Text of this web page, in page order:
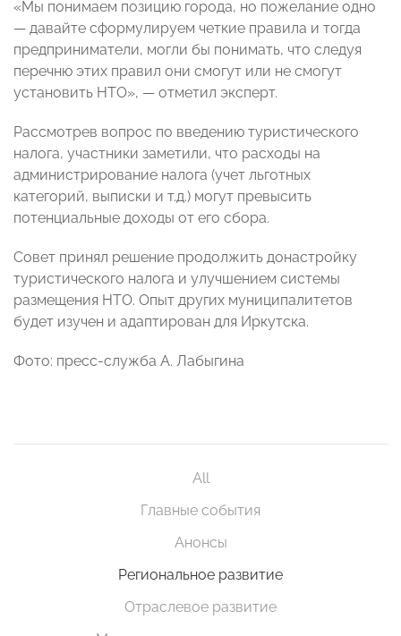
«Мы понимаем позицию города, но пожелание одно
— давайте сформулируем четкие правила и тогда
предприниматели, могли бы понимать, что следуя
перечню этих правил они смогут или не смогут
установить НТО», — отметил эксперт.
Рассмотрев вопрос по введению туристического
налога, участники заметили, что расходы на
администрирование налога (учет льготных
категорий, выписки и т.д.) могут превысить
потенциальные доходы от его сбора.
Совет принял решение продолжить донастройку
туристического налога и улучшением системы
размещения НТО. Опыт других муниципалитетов
будет изучен и адаптирован для Иркутска.
Фото: пресс-служба А. Лабыгина
All
Главные события
Анонсы
Региональное развитие
Отраслевое развитие